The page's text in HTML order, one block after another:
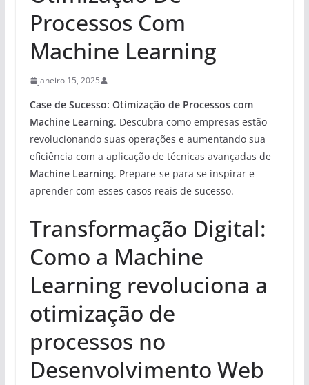
Processos Com
Machine Learning
janeiro 15, 2025
Case de Sucesso: Otimização de Processos com
Machine Learning. Descubra como empresas estão
revolucionando suas operações e aumentando sua
eficiência com a aplicação de técnicas avançadas de
Machine Learning. Prepare-se para se inspirar e
aprender com esses casos reais de sucesso.
Transformação Digital:
Como a Machine
Learning revoluciona a
otimização de
processos no
Desenvolvimento Web